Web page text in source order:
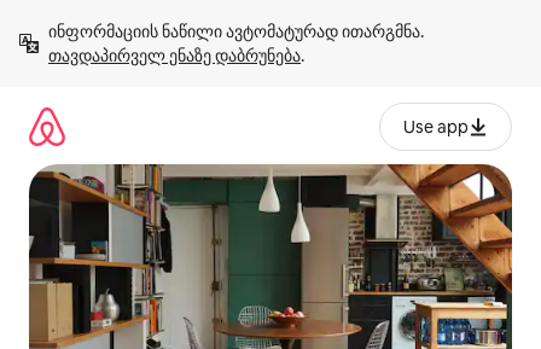
გადასვლა
თავდაპირველ ენაზე დაბრუნება.
Use app